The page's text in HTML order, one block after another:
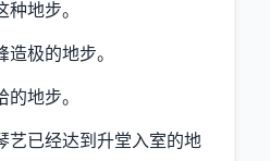
地步。
极的地步。
地步。
艺已经达到升堂入室的地